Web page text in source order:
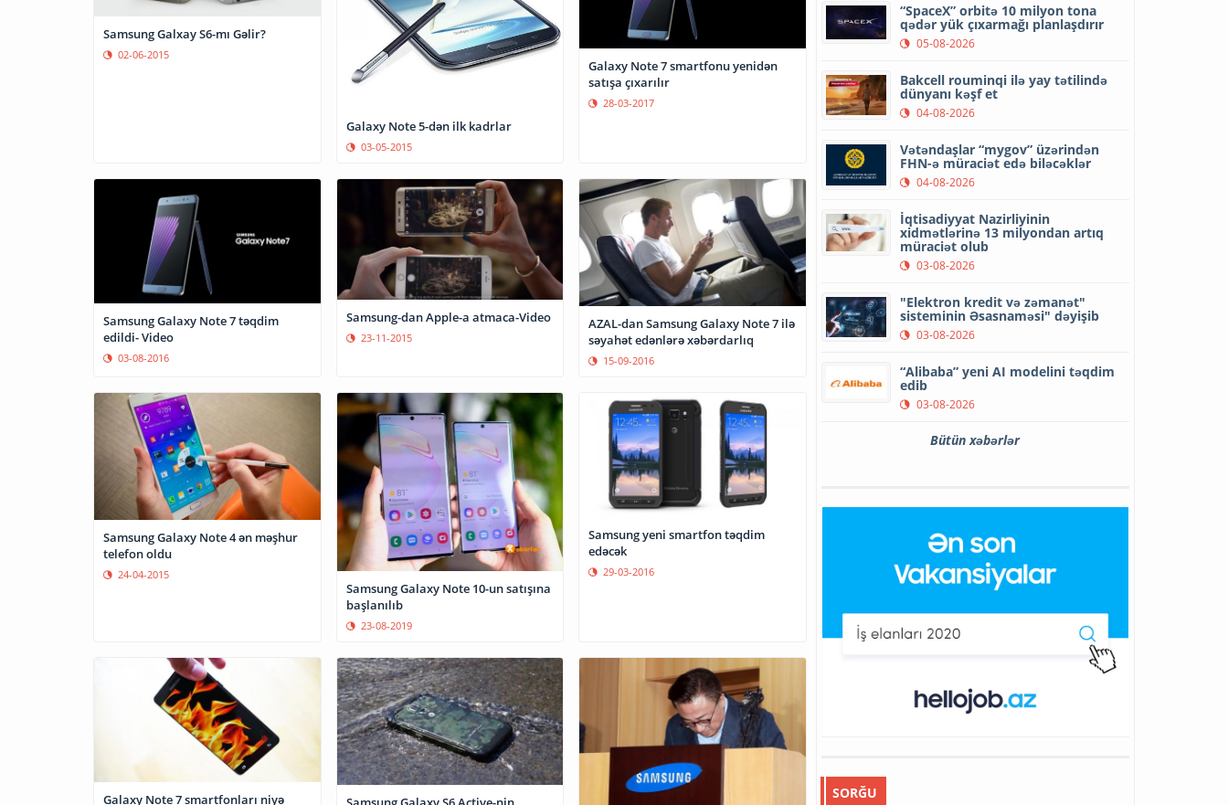
Samsung Galxay S6-mı Gəlir?
02-06-2015
Galaxy Note 5-dən ilk kadrlar
03-05-2015
Galaxy Note 7 smartfonu yenidən
satışa çıxarılır
28-03-2017
Samsung Galaxy Note 7 təqdim
edildi- Video
03-08-2016
Samsung-dan Apple-a atmaca-Video
23-11-2015
AZAL-dan Samsung Galaxy Note 7 ilə
səyahət edənlərə xəbərdarlıq
15-09-2016
Samsung Galaxy Note 4 ən məşhur
telefon oldu
24-04-2015
Samsung Galaxy Note 10-un satışına
başlanılıb
23-08-2019
Samsung yeni smartfon təqdim
edəcək
29-03-2016
Galaxy Note 7 smartfonları niyə
“SpaceX” orbitə 10 milyon tona
qədər yük çıxarmağı planlaşdırır
05-08-2026
Bakcell rouminqi ilə yay tətilində
dünyanı kəşf et
04-08-2026
Vətəndaşlar “mygov” üzərindən
FHN-ə müraciət edə biləcəklər
04-08-2026
İqtisadiyyat Nazirliyinin
xidmətlərinə 13 milyondan artıq
müraciət olub
03-08-2026
"Elektron kredit və zəmanət"
sisteminin Əsasnaməsi" dəyişib
03-08-2026
“Alibaba” yeni AI modelini təqdim
edib
03-08-2026
Bütün xəbərlər
SORĞU